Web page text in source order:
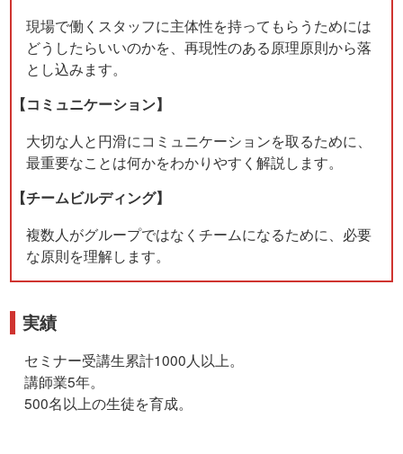
現場で働くスタッフに主体性を持ってもらうためには
どうしたらいいのかを、再現性のある原理原則から落
とし込みます。
【コミュニケーション】
大切な人と円滑にコミュニケーションを取るために、
最重要なことは何かをわかりやすく解説します。
【チームビルディング】
複数人がグループではなくチームになるために、必要
な原則を理解します。
実績
セミナー受講生累計1000人以上。
講師業5年。
500名以上の生徒を育成。